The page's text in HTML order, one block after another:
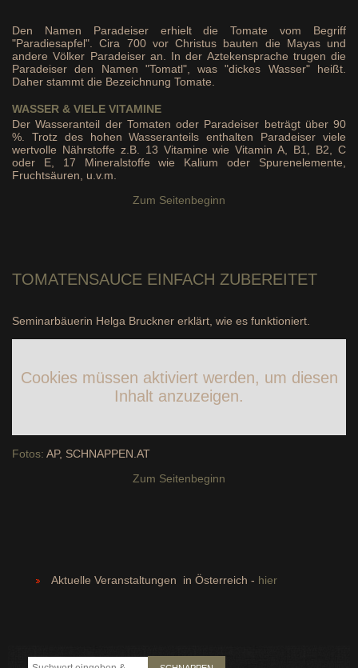
Den Namen Paradeiser erhielt die Tomate vom Begriff
"Paradiesapfel". Cira 700 vor Christus bauten die Mayas und
andere Völker Paradeiser an. In der Aztekensprache trugen die
Paradeiser den Namen "Tomatl", was "dickes Wasser" heißt.
Daher stammt die Bezeichnung Tomate.
WASSER & VIELE VITAMINE
Der Wasseranteil der Tomaten oder Paradeiser beträgt über 90
%. Trotz des hohen Wasseranteils enthalten Paradeiser viele
wertvolle Nährstoffe z.B. 13 Vitamine wie Vitamin A, B1, B2, C
oder E, 17 Mineralstoffe wie Kalium oder Spurenelemente,
Fruchtsäuren, u.v.m.
Zum Seitenbeginn
TOMATENSAUCE EINFACH ZUBEREITET
Seminarbäuerin Helga Bruckner erklärt, wie es funktioniert.
Cookies müssen aktiviert werden, um diesen
Inhalt anzuzeigen.
Fotos: AP, SCHNAPPEN.AT
Zum Seitenbeginn
Aktuelle Veranstaltungen in Österreich - hier